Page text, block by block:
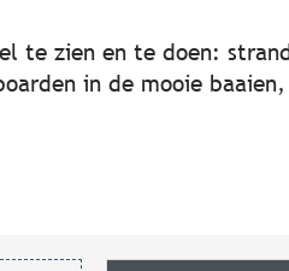
te zien en te doen:
in de mooie